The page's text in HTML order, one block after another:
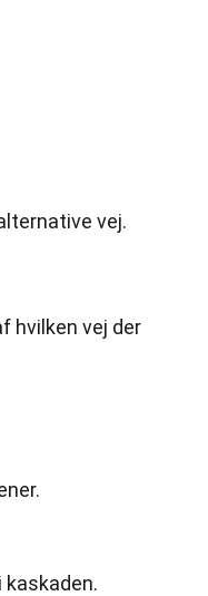
vej.
hvilken vej der